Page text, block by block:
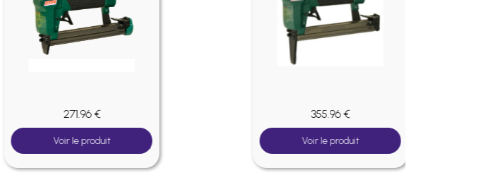
Voir le produit Voir le produit